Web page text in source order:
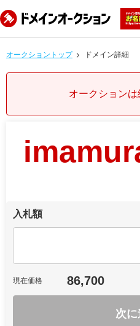
オークショントップ ドメイン詳細
オークションは
入札額
現在価格 86,700
次